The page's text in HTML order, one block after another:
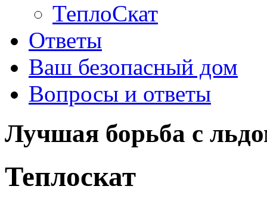
ТеплоСкат
Ответы
Ваш безопасный дом
Вопросы и ответы
Лучшая борьба с
Теплоскат